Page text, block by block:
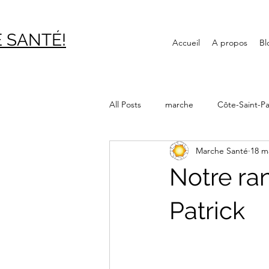
SANTÉ! Accueil A propos
All Posts marche Côte-Saint-
Journée internationale des aînés
Canal Lachine Bibliothèque
Notre
Patrick
Marche Santé 18